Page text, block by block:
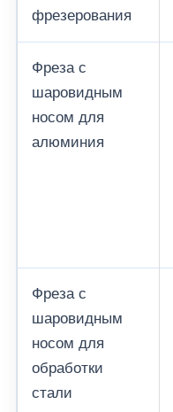
фрезерования
Фреза с
шаровидным
носом для
алюминия
Фреза с
шаровидным
носом для
обработки
стали